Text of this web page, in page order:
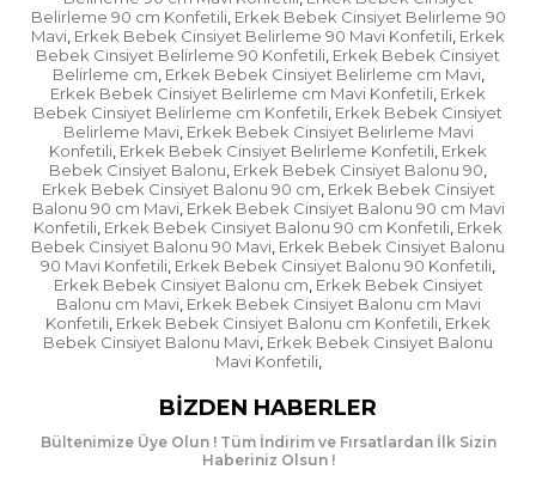
meşaleler,baskılı balonseçiminiz güzel bir ortam
oluşturmanızı sağlar. Gelen misafirleriniz için
hediyelik ürünler ile ince düşünülmüş bir jest
yapabilirsiniz. İkramlıklar hazırlayabilirsiniz. Bu
konuda konsept çalışması yaparak farklı, eğlenceli
temalar ile partinizi görsel bir şölene
dönüştürebilirsiniz. Örneğin, doğum günü partisi
vermek istiyorsunuz diyelim.
Çocuğunuzun en sevdiği çizgi filmi ya da çizgi film
karakterini seçerek parti malzemeleri ile bu anı
ölümsüzleştirebilirsiniz. Arkadaşları ile
eğlenebileceği bir alan oluşturabilirsiniz. Maşa ile
koca ayı, cinsiyet belirleme, Niloya popüler tercih
edilen konseptlerdendir. cinsiyet belirleme temasını
seçmiş olduğunuzu varsayalım. cinsiyet belirleme
balon paket içerisinde 12 adet cinsiyet belirleme
balon bulunmaktadır.
Belirleme 90 cm Konfetili, Erkek Bebek Cinsiyet Belirleme 90
Mavi, Erkek Bebek Cinsiyet Belirleme 90 Mavi Konfetili, Erkek
Bebek Cinsiyet Belirleme 90 Konfetili, Erkek Bebek Cinsiyet
Belirleme cm, Erkek Bebek Cinsiyet Belirleme cm Mavi,
Erkek Bebek Cinsiyet Belirleme cm Mavi Konfetili, Erkek
Bebek Cinsiyet Belirleme cm Konfetili, Erkek Bebek Cinsiyet
Belirleme Mavi, Erkek Bebek Cinsiyet Belirleme Mavi
Konfetili, Erkek Bebek Cinsiyet Belirleme Konfetili, Erkek
Bebek Cinsiyet Balonu, Erkek Bebek Cinsiyet Balonu 90,
Erkek Bebek Cinsiyet Balonu 90 cm, Erkek Bebek Cinsiyet
Balonu 90 cm Mavi, Erkek Bebek Cinsiyet Balonu 90 cm Mavi
Konfetili, Erkek Bebek Cinsiyet Balonu 90 cm Konfetili, Erkek
Bebek Cinsiyet Balonu 90 Mavi, Erkek Bebek Cinsiyet Balonu
90 Mavi Konfetili, Erkek Bebek Cinsiyet Balonu 90 Konfetili,
Erkek Bebek Cinsiyet Balonu cm, Erkek Bebek Cinsiyet
Balonu cm Mavi, Erkek Bebek Cinsiyet Balonu cm Mavi
Konfetili, Erkek Bebek Cinsiyet Balonu cm Konfetili, Erkek
Bebek Cinsiyet Balonu Mavi, Erkek Bebek Cinsiyet Balonu
Mavi Konfetili,
BIZDEN HABERLER
Bültenimize Üye Olun ! Tüm İndirim ve Fırsatlardan İlk Sizin
Haberiniz Olsun !